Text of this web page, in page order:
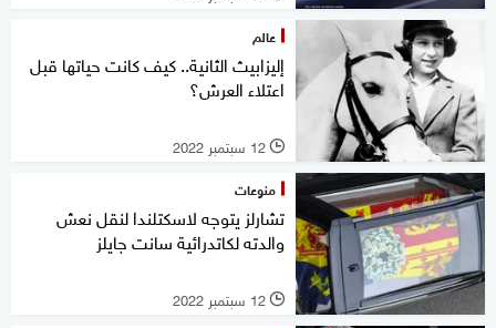
عالم
إليزابيث الثانية.. كيف كانت حياتها قبل
اعتلاء العرش؟
l 12 سبتمبر 2022
منوعات
تشارلز يتوجه لاسكتلندا لنقل نعش
والدته لكاتدرائية سانت جايلز
l 12 سبتمبر 2022